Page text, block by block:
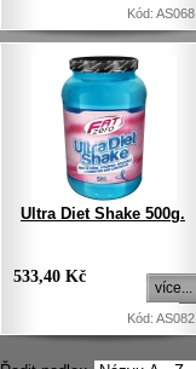
Kód: AS068
Ultra Diet Shake 500g.
533,40 Kč
Kód: AS082
více...